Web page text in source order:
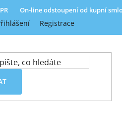
On-line odstoupení od kupní
Registrace